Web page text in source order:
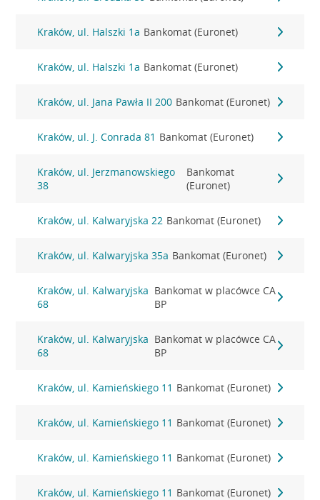
Kraków, ul. Halszki 1a Bankomat (Euronet)
Kraków, ul. Halszki 1a Bankomat (Euronet)
Kraków, ul. Jana Pawła II 200 Bankomat (Euronet)
Kraków, ul. J. Conrada 81 Bankomat (Euronet)
Kraków, ul. Jerzmanowskiego
38
Bankomat
(Euronet)
Kraków, ul. Kalwaryjska 22 Bankomat (Euronet)
Kraków, ul. Kalwaryjska 35a Bankomat (Euronet)
Kraków, ul. Kalwaryjska
68
Bankomat w placówce CA
BP
Kraków, ul. Kalwaryjska
68
Bankomat w placówce CA
BP
Kraków, ul. Kamieńskiego 11 Bankomat (Euronet)
Kraków, ul. Kamieńskiego 11 Bankomat (Euronet)
Kraków, ul. Kamieńskiego 11 Bankomat (Euronet)
Kraków, ul. Kamieńskiego 11 Bankomat (Euronet)